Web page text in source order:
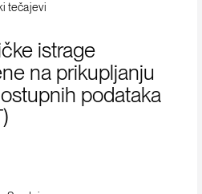
tečajevi
istrage
na prikupljanju
podataka